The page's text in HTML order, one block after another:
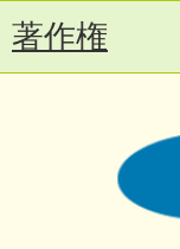
著作権